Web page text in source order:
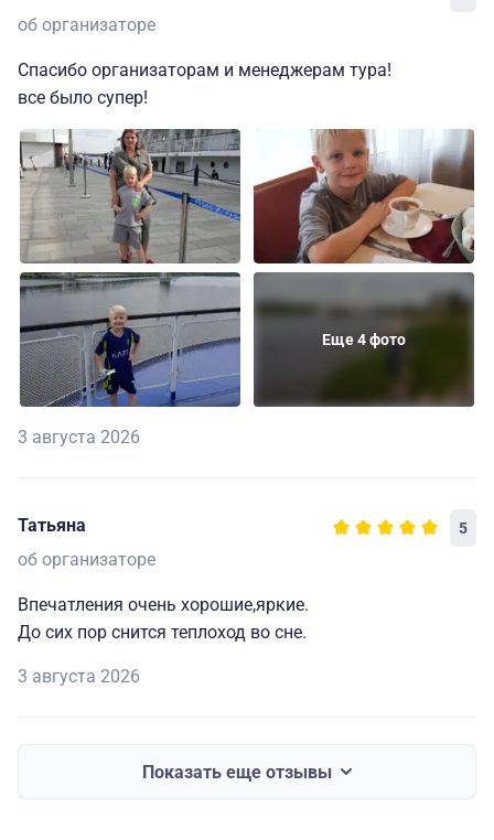
об организаторе
Спасибо организаторам и менеджерам тура!
все было супер!
Еще 4 фото
3 августа 2026
Татьяна 5
об организаторе
Впечатления очень хорошие,яркие.
До сих пор снится теплоход во сне.
3 августа 2026
Показать еще отзывы